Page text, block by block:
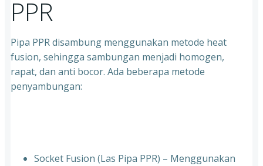
PPR
Pipa PPR disambung menggunakan metode heat
fusion, sehingga sambungan menjadi homogen,
rapat, dan anti bocor. Ada beberapa metode
penyambungan:
Socket Fusion (Las Pipa PPR) – Menggunakan